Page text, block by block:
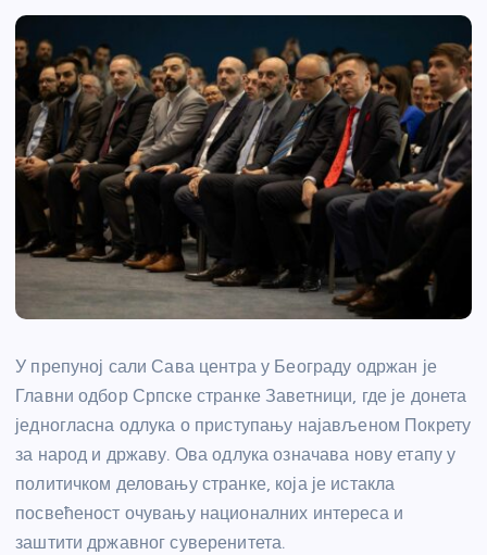
У препуној сали Сава центра у Београду одржан је
Главни одбор Српске странке Заветници, где је донета
једногласна одлука о приступању најављеном Покрету
за народ и државу. Ова одлука означава нову етапу у
политичком деловању странке, која је истакла
посвећеност очувању националних интереса и
заштити државног суверенитета.